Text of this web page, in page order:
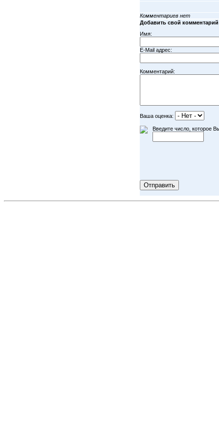
Комментариев нет
Добавить свой
Имя:
E-Mail адрес:
Комментарий:
Ваша оценка:
Введите число, которое